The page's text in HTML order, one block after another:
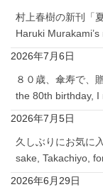
村上春樹の新刊「
Haruki
2026年7月6日
８０歳、傘寿で、
the 80th birthday, I
2026年7月5日
久しぶりにお気に
sake, Takachiyo,
2026年6月29日